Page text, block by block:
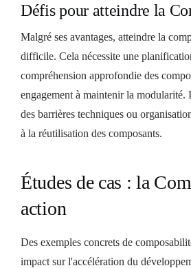
Défis pour atteindre la
Malgré ses avantages, atteindre la
difficile. Cela nécessite une
compréhension approfondie des
engagement à maintenir la
des barrières techniques ou
à la réutilisation des composants.
Études de cas : la
action
Des exemples concrets de
impact sur l'accélération du